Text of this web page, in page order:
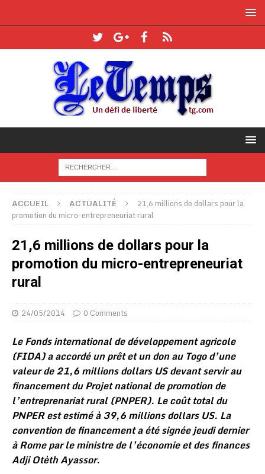
ACCUEIL ACTUALITÉ
21,6 millions de dollars pour la
promotion du micro-entrepreneuriat rural
21,6 millions de dollars pour la
promotion du micro-entrepreneuriat
rural
24/05/2014 0 Comments
Le Fonds international de développement agricole
(FIDA) a accordé un prêt et un don au Togo d’une
valeur de 21,6 millions dollars US devant servir au
financement du Projet national de promotion de
l’entreprenariat rural (PNPER). Le coût total du
PNPER est estimé à 39,6 millions dollars US. La
convention de financement a été signée jeudi dernier
à Rome par le ministre de l’économie et des finances
Adji Otèth Ayassor.